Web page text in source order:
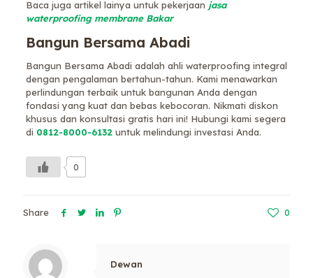
Baca juga artikel lainya untuk pekerjaan jasa
waterproofing membrane Bakar
Bangun Bersama Abadi
Bangun Bersama Abadi adalah ahli waterproofing integral
dengan pengalaman bertahun-tahun. Kami menawarkan
perlindungan terbaik untuk bangunan Anda dengan
fondasi yang kuat dan bebas kebocoran. Nikmati diskon
khusus dan konsultasi gratis hari ini! Hubungi kami segera
di 0812-8000-6132untuk melindungi investasi Anda.
0
Share 0
Dewan